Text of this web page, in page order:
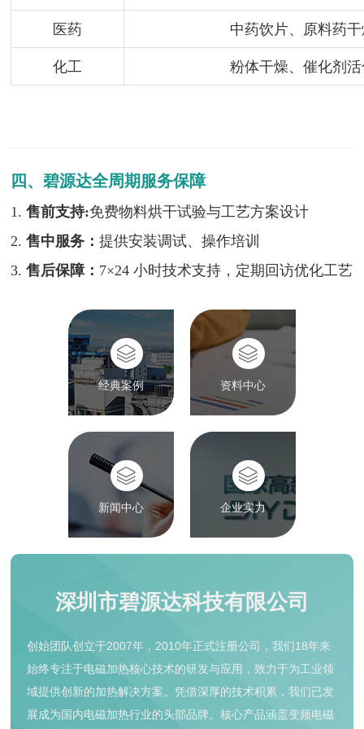
医药 中药饮片、原料药
化工 粉体干燥、催化剂
四、碧源达全周期服务保障
1.售前支持:免费物料烘干试验与工艺方案设计
2.售中服务：提供安装调试、操作培训
3.售后保障： 7×24 小时技术支持，定期回访优化工艺
经典案例 资料中心
新闻中心 企业实力
深圳市碧源达科技有限公司
创始团队创立于2007年，2010年正式注册公司，我们18年来
始终专注于电磁加热核心技术的研发与应用，致力于为工业领
域提供创新的加热解决方案。凭借深厚的技术积累，我们已发
展成为国内电磁加热行业的头部品牌。核心产品涵盖变频电磁